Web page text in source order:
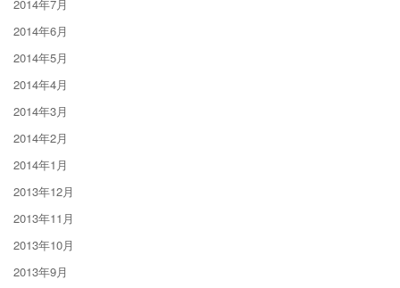
2014年7月
2014年6月
2014年5月
2014年4月
2014年3月
2014年2月
2014年1月
2013年12月
2013年11月
2013年10月
2013年9月